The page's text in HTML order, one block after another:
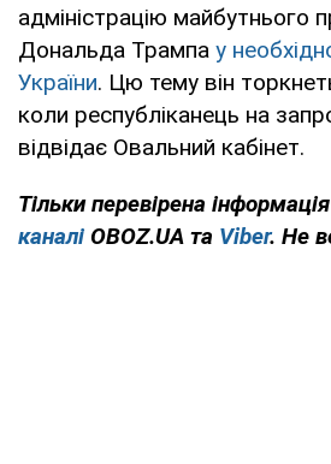
адміністрацію майбутнього
Дональда Трампа у
України. Цю тему він
коли республіканець на
відвідає Овальний кабінет.
Тільки перевірена
каналі OBOZ.UA та Viber. Не